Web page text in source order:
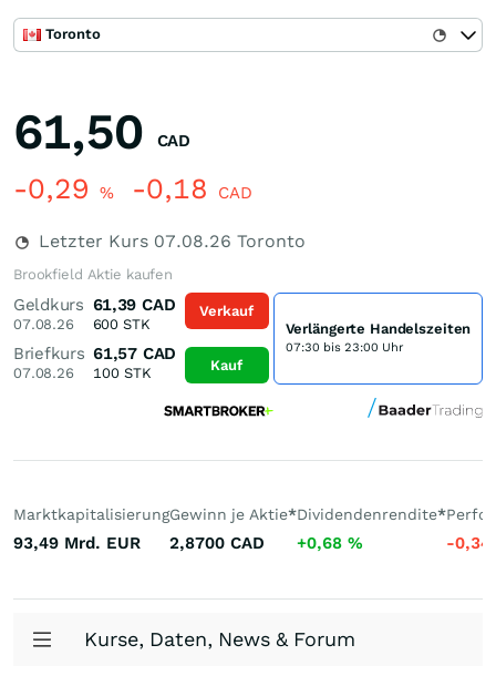
Toronto
61,50 CAD
-0,29 % -0,18 CAD
Letzter Kurs 07.08.26 Toronto
Brookfield Aktie kaufen
Geldkurs
07.08.26
61,39 CAD
600 STK
Briefkurs
07.08.26
61,57 CAD
100STK
Verkauf
Kauf
Verlängerte Handelszeiten
07:30 bis 23:00 Uhr
Marktkapitalisierung
93,49 Mrd. EUR
Gewinn je Aktie*
2,8700 CAD
Dividendenrendite*
+0,68 % -0,34
Kurse, Daten, News & Forum